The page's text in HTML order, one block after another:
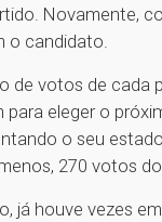
Novamente,
o candidato.
de votos de cada
para eleger o
o seu
270 votos
já houve vezes